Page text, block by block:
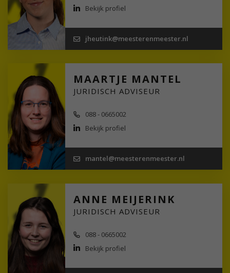
Bekijk profiel
jheutink@meesterenmeester.nl
MAARTJE MANTEL
JURIDISCH ADVISEUR
088 - 0665002
Bekijk profiel
mantel@meesterenmeester.nl
ANNE MEIJERINK
JURIDISCH ADVISEUR
088 - 0665002
Bekijk profiel